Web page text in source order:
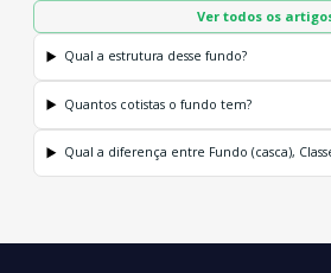
Ver todos os
Qual a estrutura desse fundo?
Quantos cotistas o fundo tem?
Qual a diferença entre Fundo (casca),